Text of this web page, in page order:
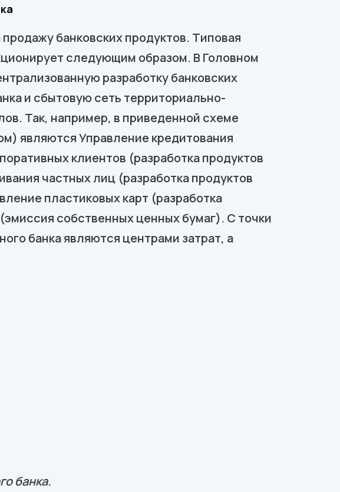
банковских продуктов. Типовая
следующим образом. В Головном
разработку банковских
и сбытовую сеть территориально-
Так, например, в приведенной схеме
являются Управление кредитования
клиентов (разработка продуктов
частных лиц (разработка продуктов
пластиковых карт (разработка
собственных ценных бумаг). С точки
банка являются центрами затрат, а
банка.